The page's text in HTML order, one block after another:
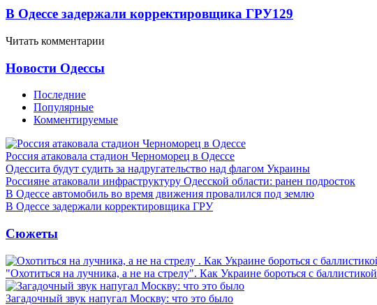
В Одессе задержали корректировщика ГРУ129
Читать комментарии
Новости Одессы
Последние
Популярные
Комментируемые
Россия атаковала стадион Черноморец в Одессе
Одессита будут судить за надругательство над флагом Украины
Россияне атаковали инфраструктуру Одесской области: ранен подросток
В Одессе автомобиль во время движения провалился под землю
В Одессе задержали корректировщика ГРУ
Сюжеты
"Охотиться на лучника, а не на стрелу". Как Украине бороться с баллистикой
Загадочный звук напугал Москву: что это было